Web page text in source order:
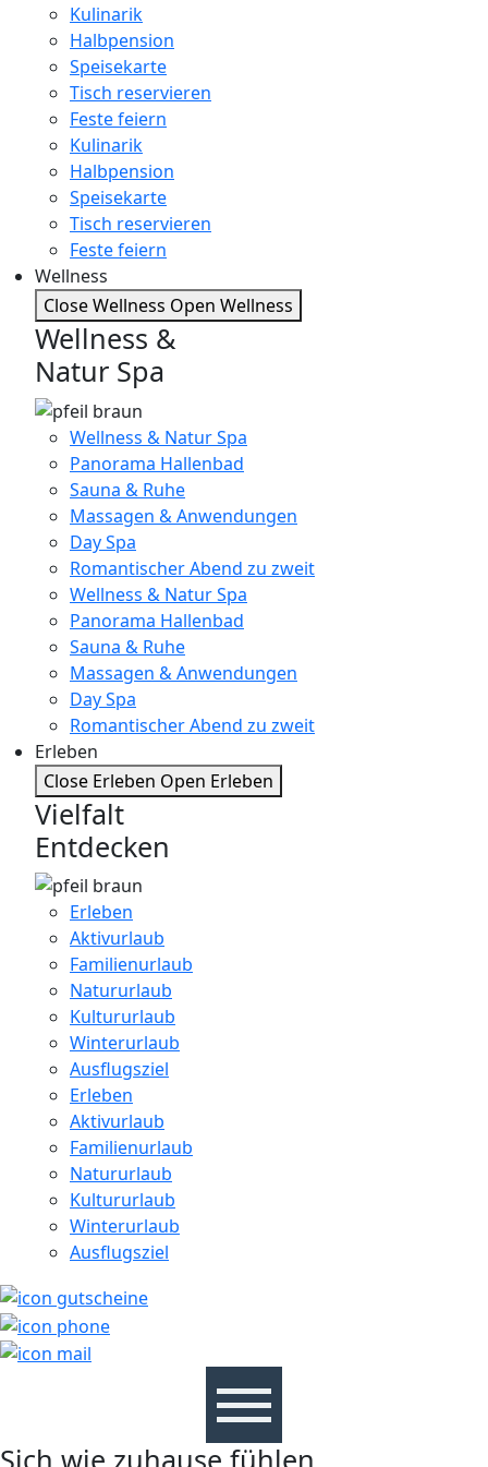
Kulinarik
Halbpension
Speisekarte
Tisch reservieren
Feste feiern
Kulinarik
Halbpension
Speisekarte
Tisch reservieren
Feste feiern
Wellness
Close Wellness Open Wellness
Wellness &
Natur Spa
Wellness & Natur Spa
Panorama Hallenbad
Sauna & Ruhe
Massagen & Anwendungen
Day Spa
Romantischer Abend zu zweit
Wellness & Natur Spa
Panorama Hallenbad
Sauna & Ruhe
Massagen & Anwendungen
Day Spa
Romantischer Abend zu zweit
Erleben
Close Erleben Open Erleben
Vielfalt
Entdecken
Erleben
Aktivurlaub
Familienurlaub
Natururlaub
Kultururlaub
Winterurlaub
Ausflugsziel
Erleben
Aktivurlaub
Familienurlaub
Natururlaub
Kultururlaub
Winterurlaub
Ausflugsziel